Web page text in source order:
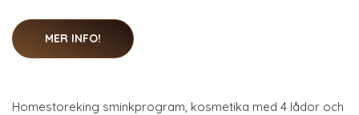
MER INFO!
Homestoreking sminkprogram, kosmetika med 4 lådor och